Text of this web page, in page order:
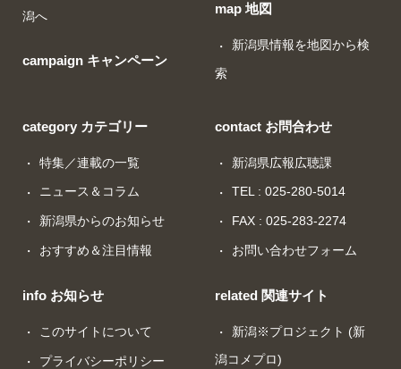
潟へ
campaign キャンペーン
map 地図
新潟県情報を地図から検
索
category カテゴリー
特集／連載の一覧
ニュース＆コラム
新潟県からのお知らせ
おすすめ＆注目情報
info お知らせ
このサイトについて
プライバシーポリシー
contact お問合わせ
新潟県広報広聴課
TEL : 025-280-5014
FAX : 025-283-2274
お問い合わせフォーム
related 関連サイト
新潟※プロジェクト (新
潟コメプロ)